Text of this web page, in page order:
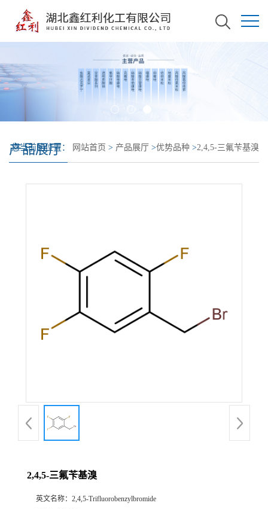
产品展厅
您当前的位置： 网站首页 > 产品展厅 >优势品种 >2,4,5-三氟苄基溴
2,4,5-三氟苄基溴
英文名称： 2,4,5-Trifluorobenzylbromide